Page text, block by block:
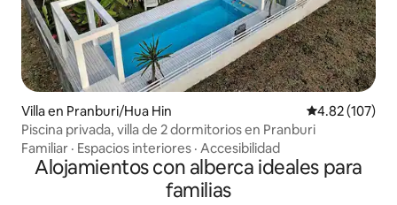
Villa en Pranburi/Hua Hin Calificación
4.82 (107)
Piscina privada, villa de 2 dormitorios en Pranburi
Familiar · Espacios interiores · Accesibilidad
Alojamientos con alberca ideales para
familias